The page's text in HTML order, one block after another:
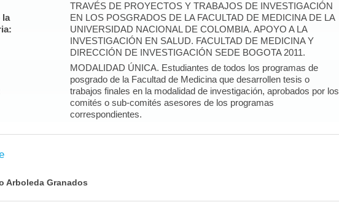
la
TRAVÉS DE PROYECTOS Y TRABAJOS DE INVESTIGACIÓN
EN LOS POSGRADOS DE LA FACULTAD DE MEDICINA DE LA
UNIVERSIDAD NACIONAL DE COLOMBIA. APOYO A LA
INVESTIGACIÓN EN SALUD. FACULTAD DE MEDICINA Y
DIRECCIÓN DE INVESTIGACIÓN SEDE BOGOTA 2011.
MODALIDAD ÚNICA. Estudiantes de todos los programas de
posgrado de la Facultad de Medicina que desarrollen tesis o
trabajos finales en la modalidad de investigación, aprobados por los
comités o sub-comités asesores de los programas
correspondientes.
Arboleda Granados